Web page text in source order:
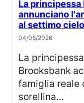
La principessa Eugenie e Jack Brooksbank
annunciano
al settimo cielo
04/08/2026
La principessa Eugenia e Jack
Brooksbank
famiglia reale
sorellina...